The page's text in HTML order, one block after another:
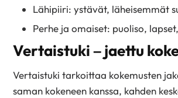
Lähipiiri: ystävät, läheisemmät
Perhe ja omaiset: puoliso,
Vertaistuki – jaettu
Vertaistuki tarkoittaa kokemusten
saman kokeneen kanssa, kahden